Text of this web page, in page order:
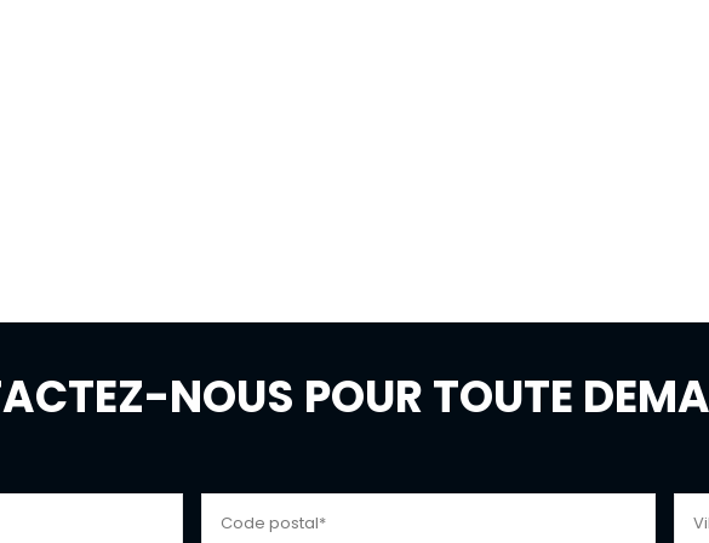
NOUS POUR TOUTE